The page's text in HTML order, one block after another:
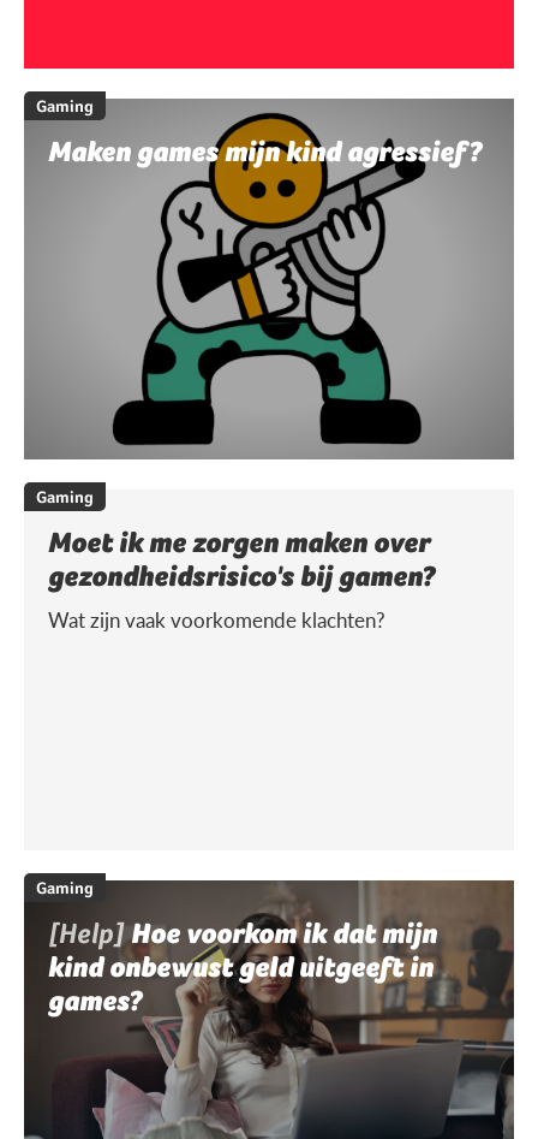
Gaming
Maken games mijn kind agressief?
Gaming
Moet ik me zorgen maken over
gezondheidsrisico's bij gamen?
Wat zijn vaak voorkomende klachten?
Gaming
[Help]Hoe voorkom ik dat mijn
kind onbewust geld uitgeeft in
games?